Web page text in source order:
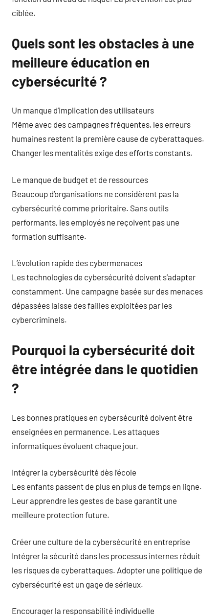
ciblée.
Quels sont les obstacles à une
meilleure éducation en
cybersécurité ?
Un manque d’implication des utilisateurs
Même avec des campagnes fréquentes, les erreurs
humaines restent la première cause de cyberattaques.
Changer les mentalités exige des efforts constants.
Le manque de budget et de ressources
Beaucoup d’organisations ne considèrent pas la
cybersécurité comme prioritaire. Sans outils
performants, les employés ne reçoivent pas une
formation suffisante.
L’évolution rapide des cybermenaces
Les technologies de cybersécurité doivent s’adapter
constamment. Une campagne basée sur des menaces
dépassées laisse des failles exploitées par les
cybercriminels.
Pourquoi la cybersécurité doit
être intégrée dans le quotidien
?
Les bonnes pratiques en cybersécurité doivent être
enseignées en permanence. Les attaques
informatiques évoluent chaque jour.
Intégrer la cybersécurité dès l’école
Les enfants passent de plus en plus de temps en ligne.
Leur apprendre les gestes de base garantit une
meilleure protection future.
Créer une culture de la cybersécurité en entreprise
Intégrer la sécurité dans les processus internes réduit
les risques de cyberattaques. Adopter une politique de
cybersécurité est un gage de sérieux.
Encourager la responsabilité individuelle